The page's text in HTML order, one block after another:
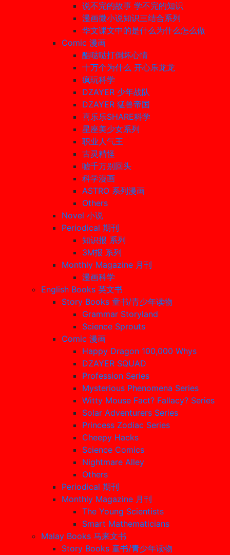
说不完的故事 学不完的知识
漫画微小说知识三结合系列
华文课文中的是什么为什么怎么做
Comic 漫画
酷哒哒打倒坏心情
十万个为什么 开心乐龙龙
疯玩科学
DZAYER 少年战队
DZAYER 猛兽帝国
喜乐乐SHARE科学
星座美少女系列
职业人气王
古灵精怪
嘘千万别回头
科学漫画
ASTRO 系列漫画
Others
Novel 小说
Periodical 期刊
知识报 系列
3M报 系列
Monthly Magazine 月刊
漫画科学
English Books 英文书
Story Books 童书/青少年读物
Grammar Storyland
Science Sprouts
Comic 漫画
Happy Dragon 100,000 Whys
DZAYER SQUAD
Profession Series
Mysterious Phenomena Series
Witty Mouse Fact? Fallacy? Series
Solar Adventurers Series
Princess Zodiac Series
Cheepy Hacks
Science Comics
Nightmare Alley
Others
Periodical 期刊
Monthly Magazine 月刊
The Young Scientists
Smart Mathematicians
Malay Books 马来文书
Story Books 童书/青少年读物